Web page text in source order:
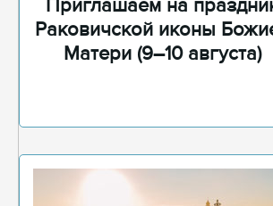
Приглашаем на
Раковичской иконы
Матери (9–10 августа)